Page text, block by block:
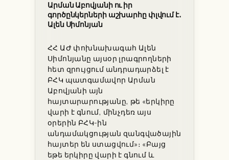
Արման Աբովյանի ու իր
գործընկերների աշխարհը փլվում է․
Ալեն Սիմոնյան
ՀՀ ԱԺ փոխնախագահ Ալեն
Սիմոնյանը այսօր լրագրողների
հետ զրույցում անդրադարձել է
ԲՀԿ պատգամավոր Արման
Աբովյանի այն
հայտարարությանը, թե «երկիրը
վարի է գնում, մինչդեռ այս
օրերին ԲՀԿ-ին
անդամակցության զանգվածային
հայտեր են ստացվում»։ «Բայց
եթե երկիրը վարի է գնում և